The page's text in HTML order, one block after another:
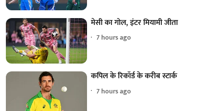
मेसी का गोल, इंटर मियामी जीता
7 hours ago
कपिल के रिकॉर्ड के करीब स्टार्क
7 hours ago